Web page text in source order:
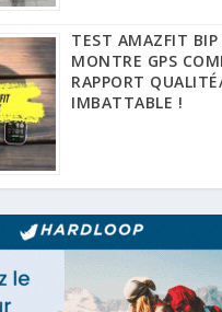
TEST AMAZFIT
MONTRE GPS
RAPPORT
IMBATTABLE !